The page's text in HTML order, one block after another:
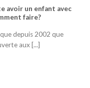
avoir un enfant avec
faire?
depuis 2002 que
aux [...]